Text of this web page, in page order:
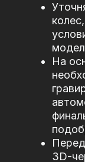
На
3D-